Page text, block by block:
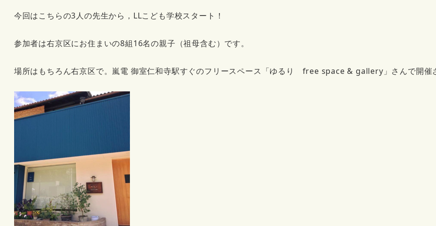
今回はこちらの3人の先生から，LLこども学校スタート！
参加者は右京区にお住まいの8組16名の親子（祖母含む）です。
場所はもちろん右京区で。嵐電 御室仁和寺駅すぐのフリースペース「ゆるり free space & gallery」さんで開催